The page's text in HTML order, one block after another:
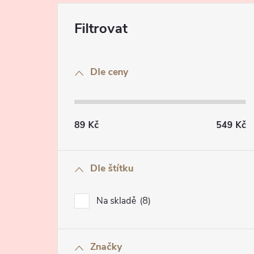
Dle ceny
89 Kč 549 Kč
Dle štítku
Na skladě 8
Značky